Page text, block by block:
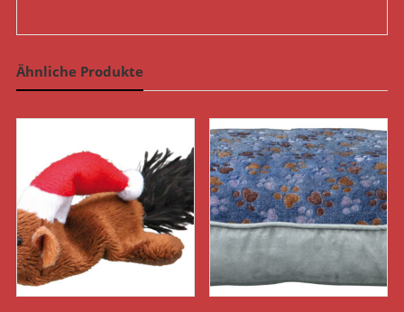
Ähnliche Produkte